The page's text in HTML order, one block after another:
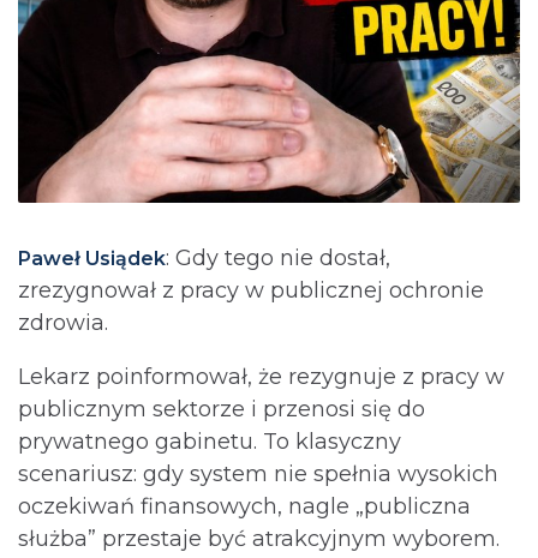
Paweł Usiądek: Gdy tego nie dostał,
zrezygnował z pracy w publicznej ochronie
zdrowia.
Lekarz poinformował, że rezygnuje z pracy w
publicznym sektorze i przenosi się do
prywatnego gabinetu. To klasyczny
scenariusz: gdy system nie spełnia wysokich
oczekiwań finansowych, nagle „publiczna
służba” przestaje być atrakcyjnym wyborem.